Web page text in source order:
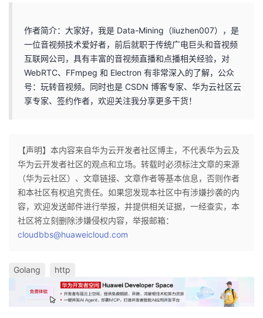
作者简介：大家好，我是 Data-Mining（liuzhen007），是
一位音视频技术爱好者，前后就职于传统广电巨头和音视频
互联网公司，具有丰富的音视频直播和点播相关经验，对
WebRTC、FFmpeg 和 Electron 有非常深入的了解，公众
号：玩转音视频。同时也是 CSDN 博客专家、华为云社区云
享专家、签约作者，欢迎关注我分享更多干货！
【声明】本内容来自华为云开发者社区博主，不代表华为云及
华为云开发者社区的观点和立场。转载时必须标注文章的来源
（华为云社区）、文章链接、文章作者等基本信息，否则作者
和本社区有权追究责任。如果您发现本社区中有涉嫌抄袭的内
容，欢迎发送邮件进行举报，并提供相关证据，一经查实，本
社区将立刻删除涉嫌侵权内容，举报邮箱：
cloudbbs@huaweicloud.com
Golang http